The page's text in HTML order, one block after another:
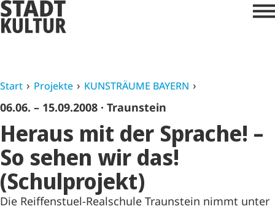
Start Projekte KUNSTRÄUME BAYERN
06.06. – 15.09.2008 · Traunstein
Heraus mit der Sprache! –
So sehen wir das!
(Schulprojekt)
Die Reiffenstuel-Realschule Traunstein nimmt unter